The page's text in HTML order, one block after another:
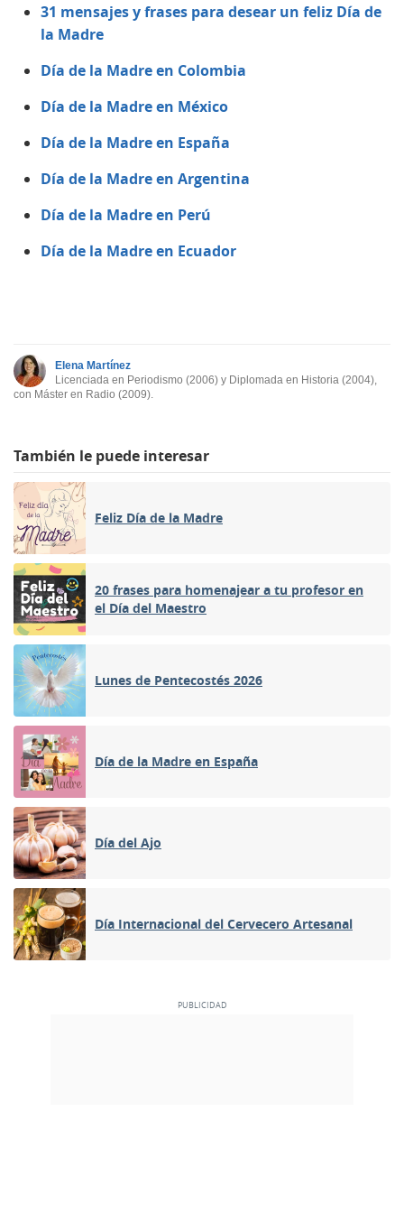
31 mensajes y frases para desear un feliz Día de
la Madre
Día de la Madre en Colombia
Día de la Madre en México
Día de la Madre en España
Día de la Madre en Argentina
Día de la Madre en Perú
Día de la Madre en Ecuador
Elena Martínez
Licenciada en Periodismo (2006) y Diplomada en Historia (2004),
con Máster en Radio (2009).
También le puede interesar
Feliz Día de la Madre
20 frases para homenajear a tu profesor en
el Día del Maestro
Lunes de Pentecostés 2026
Día de la Madre en España
Día del Ajo
Día Internacional del Cervecero Artesanal